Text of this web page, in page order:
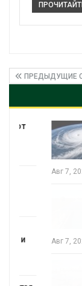
ПРЕДЫДУЩИЕ
Авг 7, 2026
Авг 7, 2026